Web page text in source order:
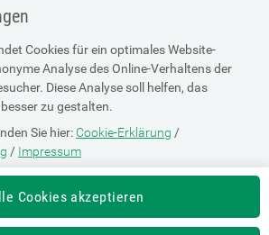
Cookies für ein optimales Website-
Analyse des Online-Verhaltens der
Diese Analyse soll helfen, das
zu gestalten.
Sie hier: Cookie-Erklärung /
/ Impressum
jederzeit auf der Seite "Cookie-Erklärung"
Cookies akzeptieren
Browser-Info & Sicherheit
Hilfe zur Suche
Technische Unterstützung